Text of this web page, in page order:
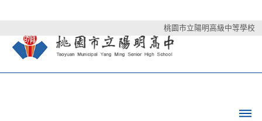
桃園市立陽明高級中等學校